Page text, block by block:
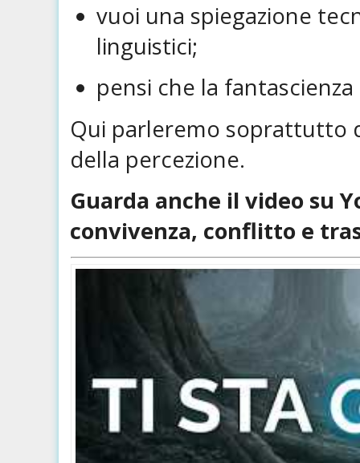
vuoi una spiegazione
linguistici;
pensi che la
Qui parleremo soprattutto
della percezione.
Guarda anche il video su
convivenza, conflitto e